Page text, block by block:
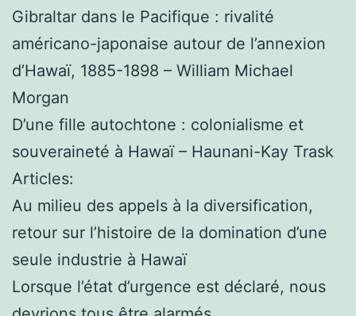
Gibraltar dans le Pacifique : rivalité
américano-japonaise autour de l’annexion
d’Hawaï, 1885-1898 – William Michael
Morgan
D’une fille autochtone : colonialisme et
souveraineté à Hawaï – Haunani-Kay Trask
Articles:
Au milieu des appels à la diversification,
retour sur l’histoire de la domination d’une
seule industrie à Hawaï
Lorsque l’état d’urgence est déclaré, nous